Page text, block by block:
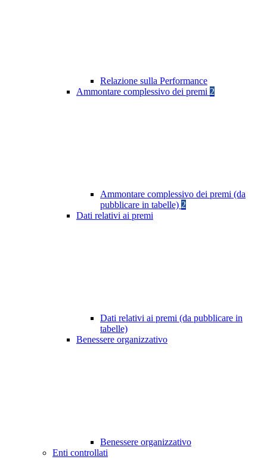
Relazione sulla Performance
Ammontare complessivo dei premi 2
Ammontare complessivo dei premi (da
pubblicare in tabelle) 2
Dati relativi ai premi
Dati relativi ai premi (da pubblicare in
tabelle)
Benessere organizzativo
Benessere organizzativo
Enti controllati